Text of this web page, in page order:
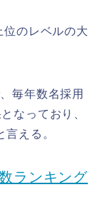
のレベルの大
毎年数名採用
なっており、
える。
ランキング